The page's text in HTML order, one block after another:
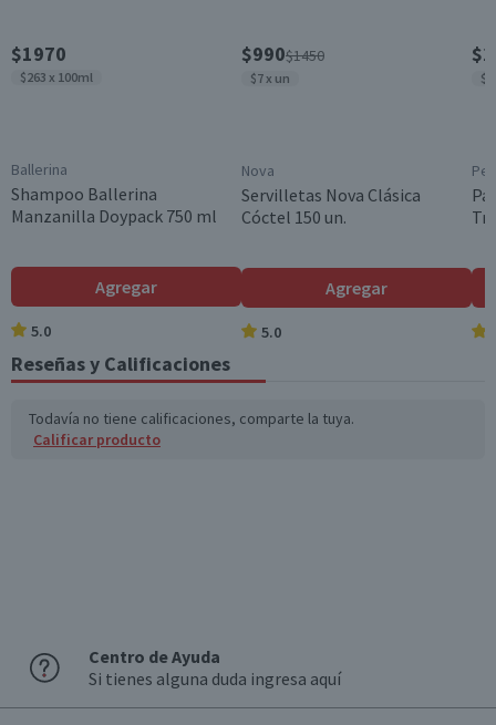
$1970
$263 x 100ml
Ballerina
Shampoo Ballerina
Manzanilla Doypack 750 ml
Agregar
5.0
$990$1450
$7 x un
Nova
Servilletas Nova Clásica
Cóctel 150 un.
Agregar
5.0
Reseñas y Calificaciones
Todavía no tiene calificaciones, comparte la tuya.
Calificar producto
Centro de Ayuda
Si tienes alguna duda ingresa aquí